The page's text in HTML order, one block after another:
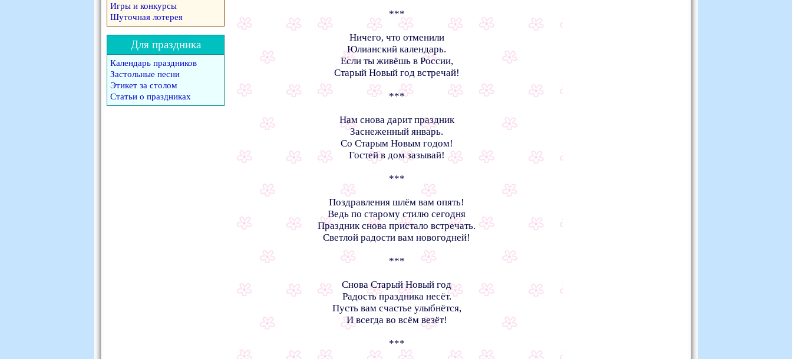
***
Ничего, что отменили
Юлианский календарь.
Если ты живёшь в России,
Старый Новый год встречай!
***
Нам снова дарит праздник
Заснеженный январь.
Со Старым Новым годом!
Гостей в дом зазывай!
***
Поздравления шлём вам опять!
Ведь по старому стилю сегодня
Праздник снова пристало встречать.
Светлой радости вам новогодней!
***
Снова Старый Новый год
Радость праздника несёт.
Пусть вам счастье улыбнётся,
И всегда во всём везёт!
***
Игры и конкурсы
Шуточная лотерея
Для праздника
Календарь праздников
Застольные песни
Этикет за столом
Статьи о праздниках